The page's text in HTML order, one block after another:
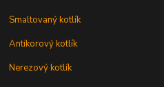
Smaltovaný kotlík
Antikorový kotlík
Nerezový kotlík